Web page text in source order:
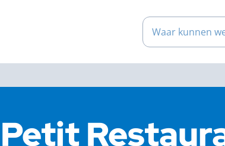
Waar kunnen
Petit